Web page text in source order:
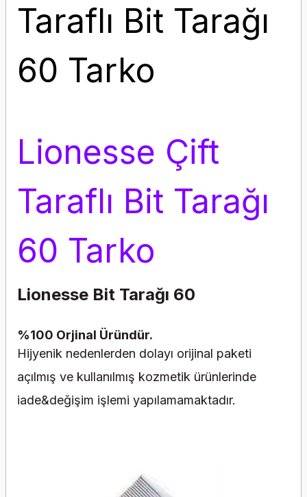
Taraflı Bit Tarağı
60 Tarko
Lionesse Çift
Taraflı Bit Tarağı
60 Tarko
Lionesse Bit Tarağı 60
%100 Orjinal Üründür.
Hijyenik nedenlerden dolayı orijinal paketi
açılmış ve kullanılmış kozmetik ürünlerinde
iade&değişim işlemi yapılamamaktadır.